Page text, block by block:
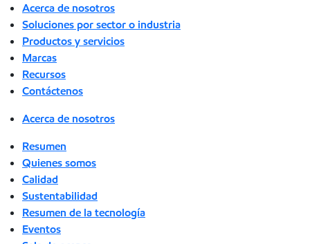
Acerca de nosotros
Soluciones por sector o industria
Productos y servicios
Marcas
Recursos
Contáctenos
Acerca de nosotros
Resumen
Quienes somos
Calidad
Sustentabilidad
Resumen de la tecnología
Eventos